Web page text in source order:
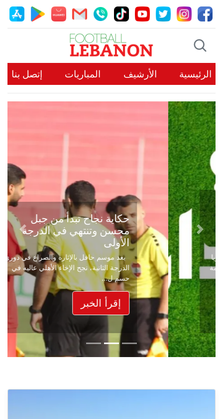
الرئيسية الأرشيف المباريات إتصل بنا
حكاية نجاح تبدأ من جبل
محسن وتنتهي في الدرجة
الأولى
بعد موسم حافل بالإثارة والصراع في دوري
الدرجة الثانية، نجح الإخاء الأهلي عاليه في
حسم ل...
إقرأ الخبر
Previous
Next